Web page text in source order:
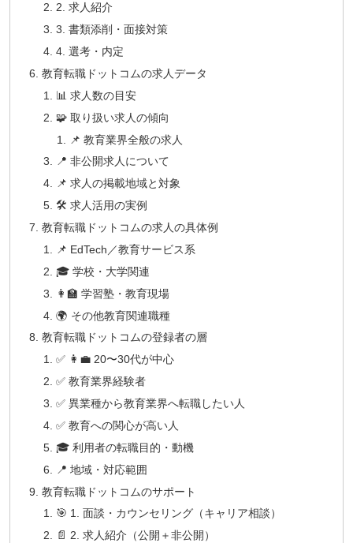
2. 求人紹介
3. 書類添削・面接対策
4. 選考・内定
教育転職ドットコムの求人データ
📊 求人数の目安
🧩 取り扱い求人の傾向
📌 教育業界全般の求人
📍 非公開求人について
📌 求人の掲載地域と対象
🛠 求人活用の実例
教育転職ドットコムの求人の具体例
📌 EdTech／教育サービス系
🎓 学校・大学関連
👩‍🏫 学習塾・教育現場
🌍 その他教育関連職種
教育転職ドットコムの登録者の層
✅ 👩‍💼 20〜30代が中心
✅ 教育業界経験者
✅ 異業種から教育業界へ転職したい人
✅ 教育への関心が高い人
🎓 利用者の転職目的・動機
📍 地域・対応範囲
教育転職ドットコムのサポート
🎯 1. 面談・カウンセリング（キャリア相談）
📄 2. 求人紹介（公開＋非公開）